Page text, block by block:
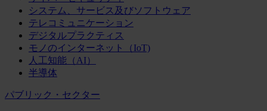
システム、サービス及びソフトウェア
テレコミュニケーション
デジタルプラクティス
モノのインターネット（IoT)
人工知能（AI）
半導体
パブリック・セクター